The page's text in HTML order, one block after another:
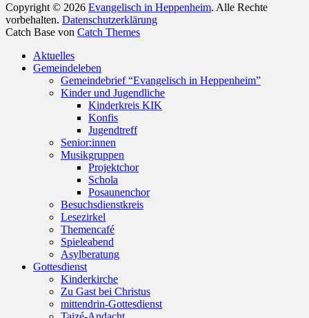
Copyright © 2026 Evangelisch in Heppenheim. Alle Rechte
vorbehalten. Datenschutzerklärung
Catch Base von Catch Themes
oben
scrollen
Aktuelles
Gemeindeleben
Gemeindebrief “Evangelisch in Heppenheim”
Kinder und Jugendliche
Kinderkreis KIK
Konfis
Jugendtreff
Senior:innen
Musikgruppen
Projektchor
Schola
Posaunenchor
Besuchsdienstkreis
Lesezirkel
Themencafé
Spieleabend
Asylberatung
Gottesdienst
Kinderkirche
Zu Gast bei Christus
mittendrin-Gottesdienst